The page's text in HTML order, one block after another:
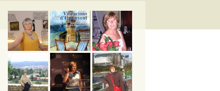
HUELLAS POÉTICAS DE
MI VIDA
Vibracions d’Ontinyent
DE